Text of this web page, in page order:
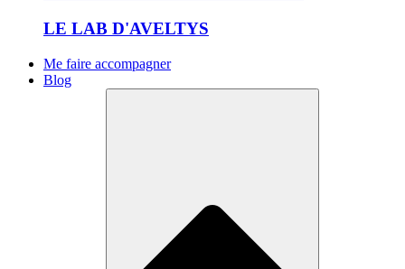
LE LAB D'AVELTYS
Me faire accompagner
Blog